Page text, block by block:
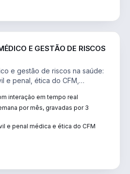
E GESTÃO DE RISCOS
e gestão de riscos na saúde:
e penal, ética do CFM,
interação em tempo real
por mês, gravadas por 3
e penal médica e ética do CFM